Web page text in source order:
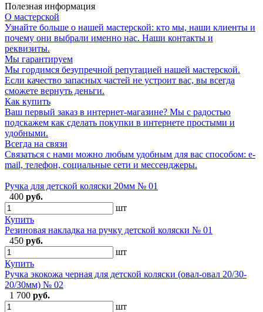
Полезная информация
О мастерской
Узнайте больше о нашей мастерской: кто мы, наши клиенты и
почему они выбрали именно нас. Наши контакты и
реквизиты.
Мы гарантируем
Мы гордимся безупречной репутацией нашей мастерской.
Если качество запасных частей не устроит вас, вы всегда
сможете вернуть деньги.
Как купить
Ваш первый заказ в интернет-магазине? Мы с радостью
подскажем как сделать покупки в интернете простыми и
удобными.
Всегда на связи
Связаться с нами можно любым удобным для вас способом: e-
mail, телефон, социальные сети и мессенджеры.
Ручка для детской коляски 20мм № 01
400 руб.
шт
Купить
Резиновая накладка на ручку детской коляски № 01
450 руб.
шт
Купить
Ручка экокожа черная для детской коляски (овал-овал 20/30-
20/30мм) № 02
1 700 руб.
шт